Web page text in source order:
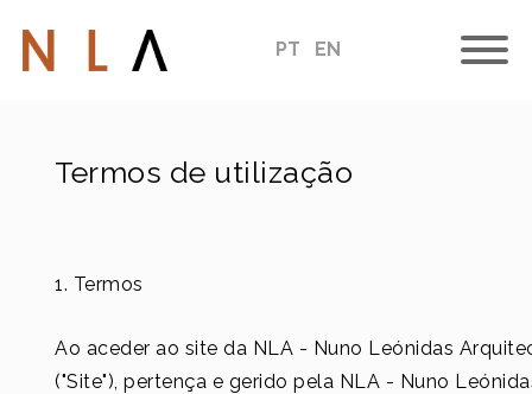
PT EN
Termos de utilização
1. Termos
Ao aceder ao site da NLA - Nuno Leónidas
("Site"), pertença e gerido pela NLA - Nuno